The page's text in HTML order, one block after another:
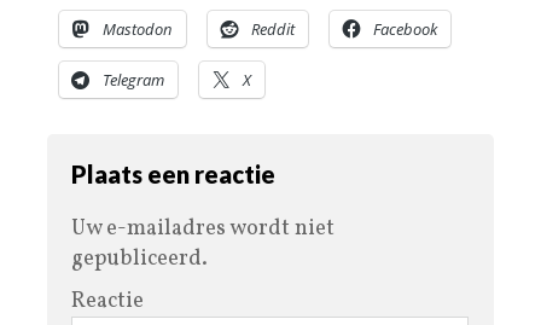
Mastodon Reddit Facebook
Telegram X
Plaats een reactie
Uw e-mailadres wordt niet
gepubliceerd.
Reactie